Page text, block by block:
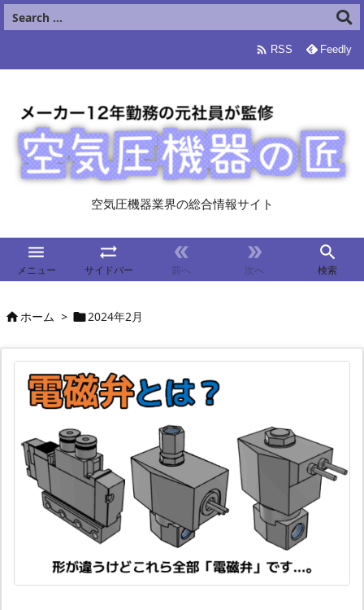
空気圧機器業界の総合情報サイト

メニュー

サイドバー

前へ

次へ

検索
 RSS Feedly
ホーム > 2024年2月